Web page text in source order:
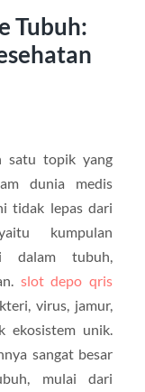
Tubuh:
satu topik yang
dunia medis
tidak lepas dari
kumpulan
dalam tubuh,
slot depo qris
virus, jamur,
ekosistem unik.
sangat besar
mulai dari